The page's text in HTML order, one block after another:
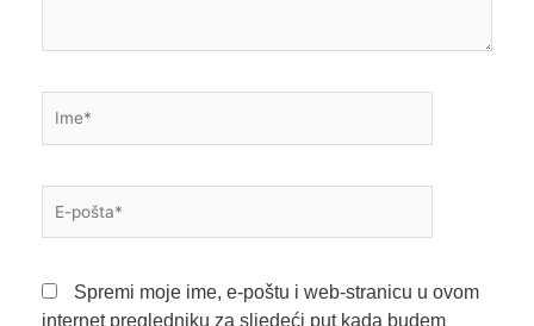
pošta*
Spremi moje ime, e-poštu i web-stranicu u ovom
internet pregledniku za sljedeći put kada budem